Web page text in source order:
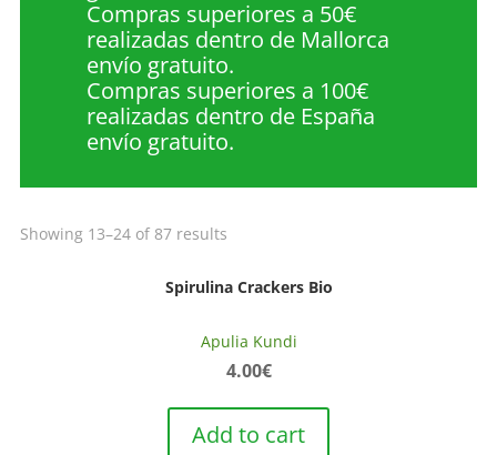
Compras superiores a 50€
realizadas dentro de Mallorca
envío gratuito.
Compras superiores a 100€
realizadas dentro de España
envío gratuito.
Showing 13–24 of 87 results
Spirulina Crackers Bio
Apulia Kundi
4.00€
Add to cart